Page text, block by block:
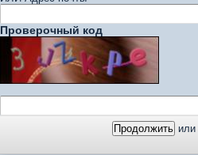
Проверочный код
или